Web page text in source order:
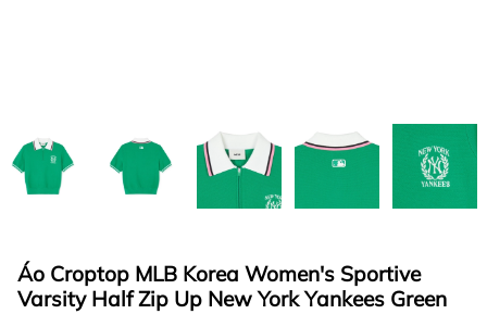
Áo Croptop MLB Korea Women's Sportive
Varsity Half Zip Up New York Yankees Green